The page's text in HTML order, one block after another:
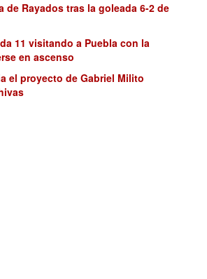
de Rayados tras la goleada 6-2 de
11 visitando a Puebla con la
en ascenso
el proyecto de Gabriel Milito